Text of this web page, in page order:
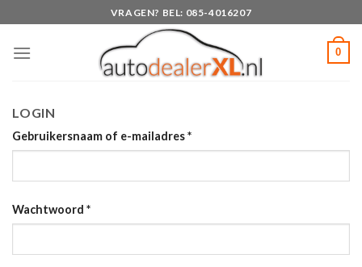
to
content
VRAGEN? BEL: 085-4016207
0
LOGIN
Gebruikersnaam of e-mailadres*
Wachtwoord *